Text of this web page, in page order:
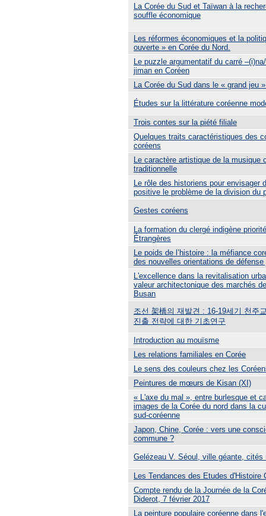
La Corée du Sud et Taïwan à la
souffle économique
Les réformes économiques et la
ouverte » en Corée du Nord.
Le puzzle argumentatif du carré
jiman en Coréen
La Corée du Sud dans le « grand jeu
Études sur la littérature coréenne
Trois contes sur la piété filiale
Quelques traits caractéristiques des
coréens
Le caractère artistique de la musique
traditionnelle
Le rôle des historiens pour envisager
positive le problème de la division du
Gestes coréens
La formation du clergé indigène
Étrangères
Le poids de l’histoire : la méfiance
des nouvelles orientations de défense
L'excellence dans la revitalisation
valeur architectonique des marchés
Busan
조선 架橋의 재발견 : 16-19세기 천주
진출 전략에 대한 기초연구
Introduction au mouïsme
Les relations familiales en Corée
Le sens des couleurs chez les
Peintures de mœurs de Kisan (XI)
« L'axe du mal », entre burlesque et
images de la Corée du nord dans la
sud-coréenne
Japon, Chine, Corée : vers une
commune ?
Gelézeau V. Séoul, ville géante, cités
Les Tendances des Etudes d'Histoire
Compte rendu de la Journée de la
Diderot, 7 février 2017
La peinture populaire coréenne dans